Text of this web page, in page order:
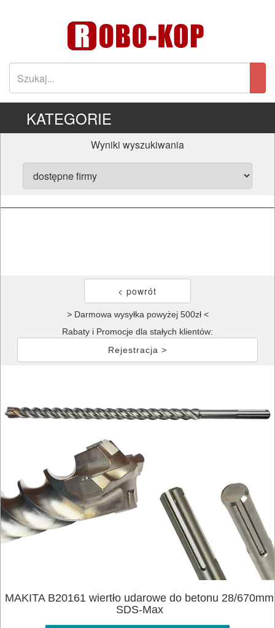
SIECIOWE
KATEGORIE
Wyniki wyszukiwania
> Darmowa wysyłka powyżej 500zł <
Rabaty i Promocje dla stałych klientów:
Rejestracja >
MAKITA B20161 wiertło udarowe do betonu 28/670mm
SDS-Max